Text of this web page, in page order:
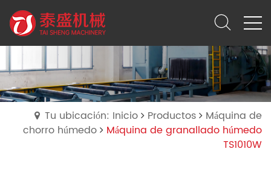
Tu ubicación: Inicio Productos
Máquina de
chorro húmedo
Máquina de granallado húmedo
TS1010W